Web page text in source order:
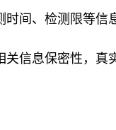
间、检测限等信
信息保密性，真